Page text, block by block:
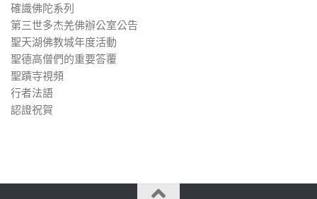
確識佛陀系列
第三世多杰羌佛辦公室公告
聖天湖佛教城年度活動
聖德高僧們的重要答覆
聖蹟寺視頻
行者法語
認證祝賀